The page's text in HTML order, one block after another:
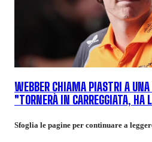
WEBBER CHIAMA PIASTRI A UNA
"TORNERÀ IN CARREGGIATA,
Sfoglia le pagine per continuare a